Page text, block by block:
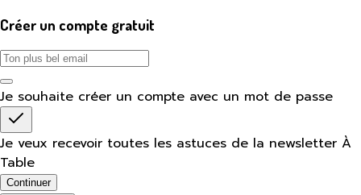
Créer un compte gratuit
Je souhaite créer un compte avec un mot de passe
Je veux recevoir toutes les astuces de la newsletter À
Table
Continuer